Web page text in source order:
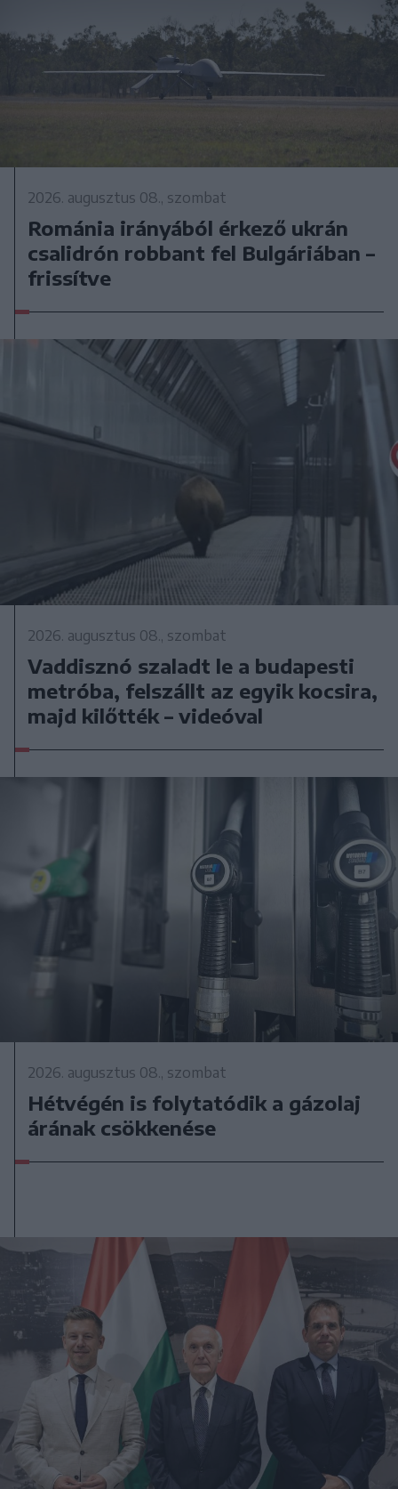
2026. augusztus 08., szombat
Románia irányából érkező ukrán
csalidrón robbant fel Bulgáriában –
frissítve
2026. augusztus 08., szombat
Vaddisznó szaladt le a budapesti
metróba, felszállt az egyik kocsira,
majd kilőtték – videóval
2026. augusztus 08., szombat
Hétvégén is folytatódik a gázolaj
árának csökkenése